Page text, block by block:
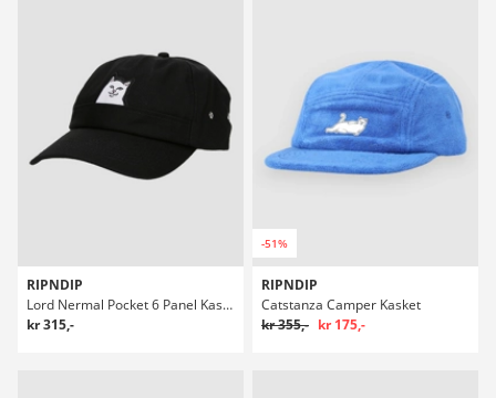
RIPNDIP
Lord Nermal Pocket 6 Panel Kasket
kr 315,-
-51%
RIPNDIP
Catstanza Camper Kasket
kr 355,- kr 175,-